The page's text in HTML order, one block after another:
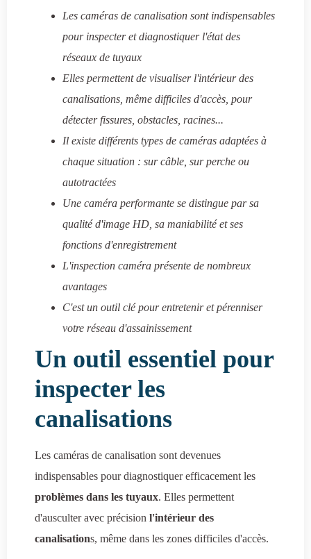
Les caméras de canalisation sont indispensables
pour inspecter et diagnostiquer l'état des
réseaux de tuyaux
Elles permettent de visualiser l'intérieur des
canalisations, même difficiles d'accès, pour
détecter fissures, obstacles, racines...
Il existe différents types de caméras adaptées à
chaque situation : sur câble, sur perche ou
autotractées
Une caméra performante se distingue par sa
qualité d'image HD, sa maniabilité et ses
fonctions d'enregistrement
L'inspection caméra présente de nombreux
avantages
C'est un outil clé pour entretenir et pérenniser
votre réseau d'assainissement
Un outil essentiel pour
inspecter les
canalisations
Les caméras de canalisation sont devenues
indispensables pour diagnostiquer efficacement les
problèmes dans les tuyaux. Elles permettent
d'ausculter avec précision l'intérieur des
canalisations, même dans les zones difficiles d'accès.